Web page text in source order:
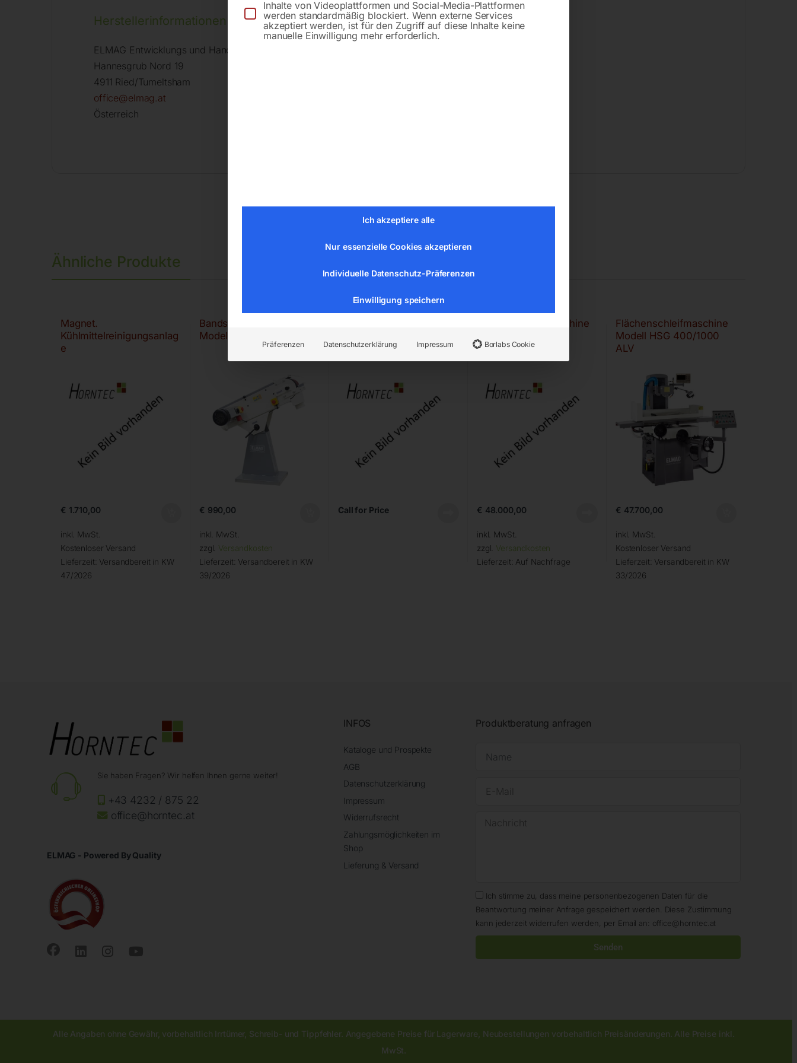
Herstellerinformationen
ELMAG Entwicklungs und Handels GmbH
Hannesgrub Nord 19
4911 Ried/Tumeltsham
office@elmag.at
Österreich
Ähnliche Produkte
Magnet.
Kühlmittelreinigungsanlag
e
€ 1.710,00
inkl. MwSt.
Kostenloser Versand
Lieferzeit: Versandbereit in KW
47/2026
Bandschleifmaschine
Modell BSM 75×2000
€ 990,00
inkl. MwSt.
zzgl. Versandkosten
Lieferzeit: Versandbereit in KW
39/2026
Call for Price
Flächenschleifmaschine
€ 48.000,00
inkl. MwSt.
zzgl. Versandkosten
Lieferzeit: Auf Nachfrage
Flächenschleifmaschine
Modell HSG 400/1000
ALV
€ 47.700,00
inkl. MwSt.
Kostenloser Versand
Lieferzeit: Versandbereit in KW
33/2026
Sie haben Fragen? Wir helfen Ihnen gerne weiter!
+43 4232 / 875 22
office@horntec.at
ELMAG - Powered By Quality
INFOS
Kataloge und Prospekte
AGB
Datenschutzerklärung
Impressum
Widerrufsrecht
Zahlungsmöglichkeiten im
Shop
Lieferung & Versand
Produktberatung anfragen
Ich stimme zu, dass meine personenbezogenen Daten für die
Beantwortung meiner Anfrage gespeichert werden. Diese Zustimmung
kann jederzeit widerrufen werden, per Email an: office@horntec.at
Senden
Alle Angaben ohne Gewähr, vorbehaltlich Irrtümer, Schreib- und Tippfehler. Angegebene Preise für Lagerware, Neubestellungen vorbehaltlich Preisänderungen. Alle Preise inkl.
MwSt.
Inhalte von Videoplattformen und Social-Media-Plattformen
werden standardmäßig blockiert. Wenn externe Services
akzeptiert werden, ist für den Zugriff auf diese Inhalte keine
manuelle Einwilligung mehr erforderlich.
Ich akzeptiere alle
Nur essenzielle Cookies akzeptieren
Individuelle Datenschutz-Präferenzen
Einwilligung speichern
Präferenzen Datenschutzerklärung Impressum Borlabs Cookie